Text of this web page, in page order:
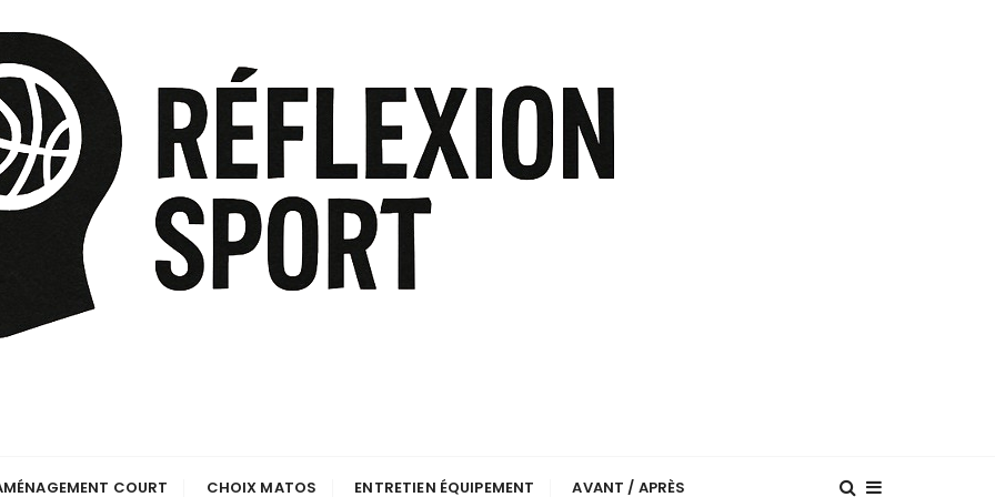
COURT CHOIX MATOS ENTRETIEN ÉQUIPEMENT AVANT / APRÈS